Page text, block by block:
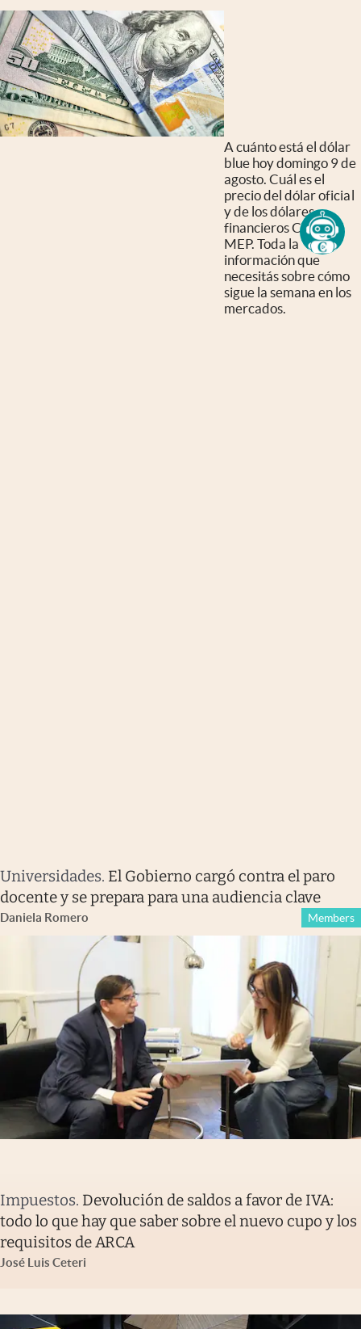
A cuánto está el dólar
blue hoy domingo 9 de
agosto. Cuál es el
precio del dólar oficial
y de los dólares
financieros CCL y
MEP. Toda la
información que
necesitás sobre cómo
sigue la semana en los
mercados.
Universidades. El Gobierno cargó contra el paro
docente y se prepara para una audiencia clave
Daniela Romero Members
Impuestos. Devolución de saldos a favor de IVA:
todo lo que hay que saber sobre el nuevo cupo y los
requisitos de ARCA
José Luis Ceteri